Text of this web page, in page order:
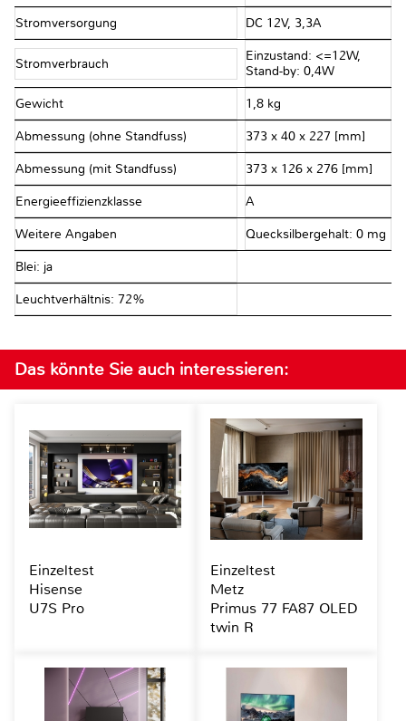
Stromversorgung DC 12V, 3,3A
Stromverbrauch
Einzustand: <=12W,
Stand-by: 0,4W
Gewicht 1,8 kg
Abmessung (ohne Standfuss) 373 x 40 x 227 [mm]
Abmessung (mit Standfuss) 373 x 126 x 276 [mm]
Energieeffizienzklasse A
Weitere Angaben Quecksilbergehalt: 0 mg
Blei: ja
Leuchtverhältnis: 72%
Das könnte Sie auch interessieren:
Einzeltest
Hisense
U7S Pro
Einzeltest
Metz
Primus 77 FA87 OLED
twin R